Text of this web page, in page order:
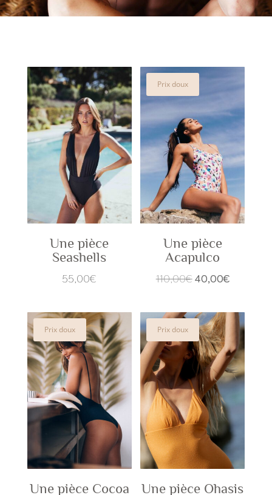
Une pièce
Seashells
55,00€
Prix doux
Une pièce
Acapulco
110,00€Le
initial
était :
110,00€.
40,00€Le
actuel
est :
40,00€.
Prix doux
Une pièce Cocoa
Prix doux
Une pièce Ohasis